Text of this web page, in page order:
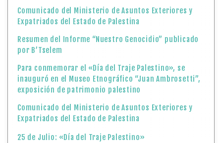
Comunicado del Ministerio de Asuntos Exteriores y
Expatriados del Estado de Palestina
Resumen del Informe “Nuestro Genocidio” publicado
por B’Tselem
Para conmemorar el «Día del Traje Palestino», se
inauguró en el Museo Etnográfico “Juan Ambrosetti”,
exposición de patrimonio palestino
Comunicado del Ministerio de Asuntos Exteriores y
Expatriados del Estado de Palestina
25 de Julio: «Día del Traje Palestino»